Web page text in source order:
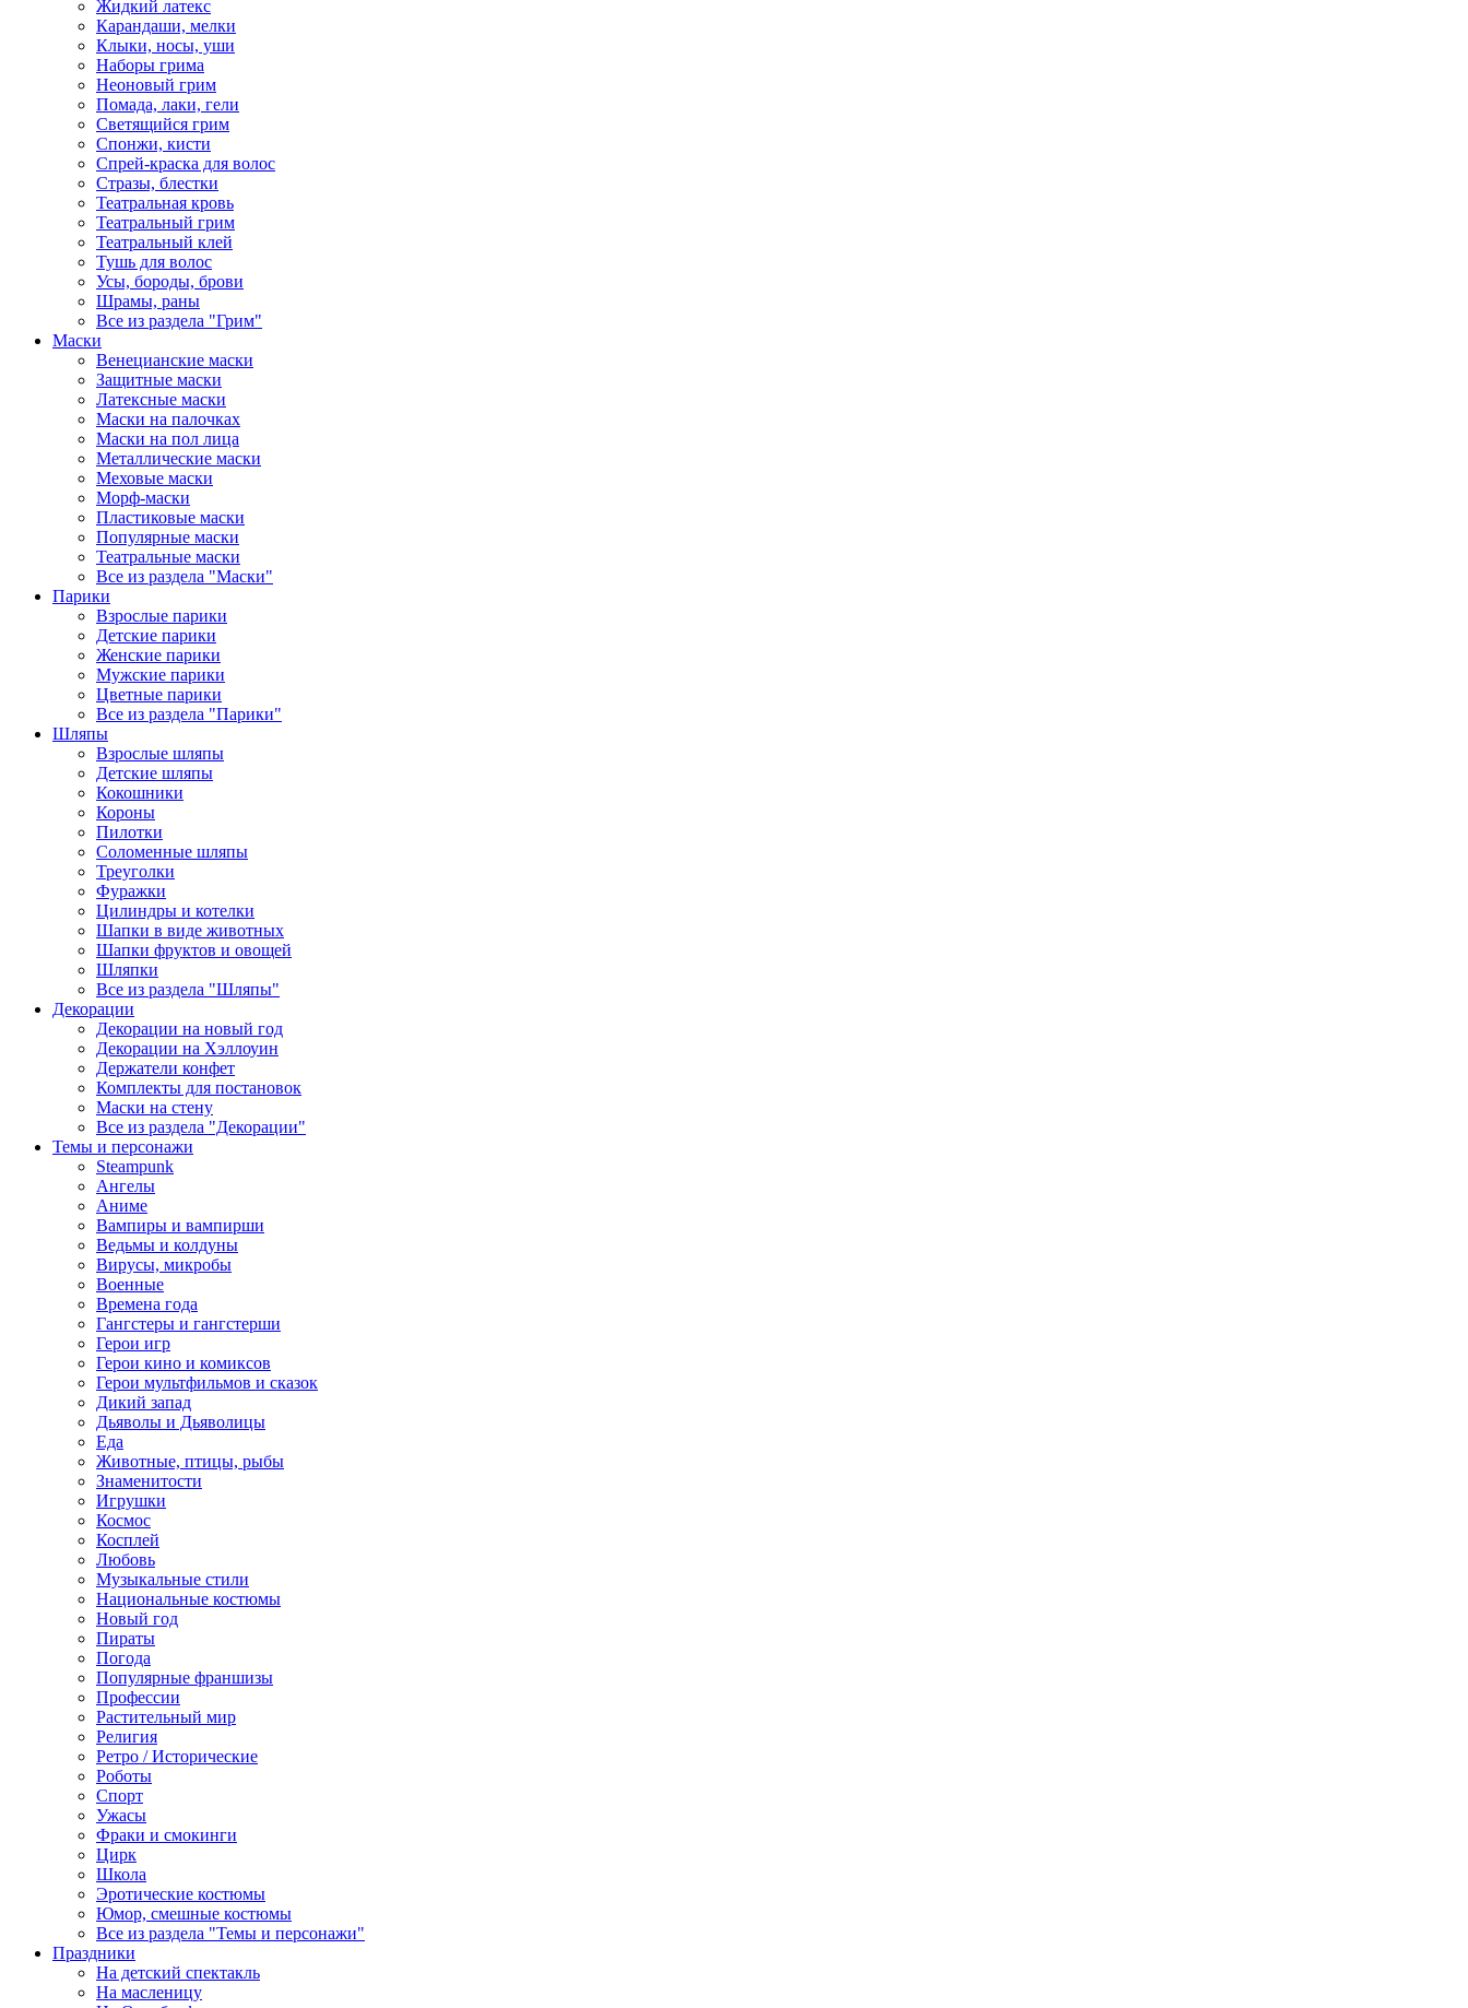
Жидкий латекс
Карандаши, мелки
Клыки, носы, уши
Наборы грима
Неоновый грим
Помада, лаки, гели
Светящийся грим
Спонжи, кисти
Спрей-краска для волос
Стразы, блестки
Театральная кровь
Театральный грим
Театральный клей
Тушь для волос
Усы, бороды, брови
Шрамы, раны
Все из раздела "Грим"
Маски
Венецианские маски
Защитные маски
Латексные маски
Маски на палочках
Маски на пол лица
Металлические маски
Меховые маски
Морф-маски
Пластиковые маски
Популярные маски
Театральные маски
Все из раздела "Маски"
Парики
Взрослые парики
Детские парики
Женские парики
Мужские парики
Цветные парики
Все из раздела "Парики"
Шляпы
Взрослые шляпы
Детские шляпы
Кокошники
Короны
Пилотки
Соломенные шляпы
Треуголки
Фуражки
Цилиндры и котелки
Шапки в виде животных
Шапки фруктов и овощей
Шляпки
Все из раздела "Шляпы"
Декорации
Декорации на новый год
Декорации на Хэллоуин
Держатели конфет
Комплекты для постановок
Маски на стену
Все из раздела "Декорации"
Темы и персонажи
Steampunk
Ангелы
Аниме
Вампиры и вампирши
Ведьмы и колдуны
Вирусы, микробы
Военные
Времена года
Гангстеры и гангстерши
Герои игр
Герои кино и комиксов
Герои мультфильмов и сказок
Дикий запад
Дьяволы и Дьяволицы
Еда
Животные, птицы, рыбы
Знаменитости
Игрушки
Космос
Косплей
Любовь
Музыкальные стили
Национальные костюмы
Новый год
Пираты
Погода
Популярные франшизы
Профессии
Растительный мир
Религия
Ретро / Исторические
Роботы
Спорт
Ужасы
Фраки и смокинги
Цирк
Школа
Эротические костюмы
Юмор, смешные костюмы
Все из раздела "Темы и персонажи"
Праздники
На детский спектакль
На масленицу